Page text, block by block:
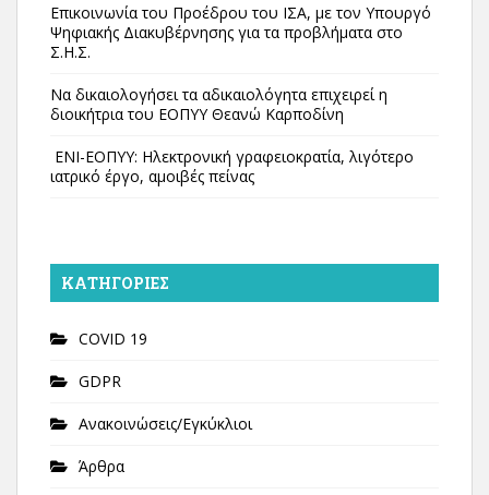
Επικοινωνία του Προέδρου του ΙΣΑ, με τον Υπουργό
Ψηφιακής Διακυβέρνησης για τα προβλήματα στο
Σ.Η.Σ.
Να δικαιολογήσει τα αδικαιολόγητα επιχειρεί η
διοικήτρια του ΕΟΠΥΥ Θεανώ Καρποδίνη
ΕΝΙ-ΕΟΠΥΥ: Ηλεκτρονική γραφειοκρατία, λιγότερο
ιατρικό έργο, αμοιβές πείνας
KΑΤΗΓΟΡΊΕΣ
COVID 19
GDPR
Ανακοινώσεις/Εγκύκλιοι
Άρθρα